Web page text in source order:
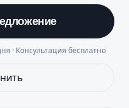
· Консультация бесплатно